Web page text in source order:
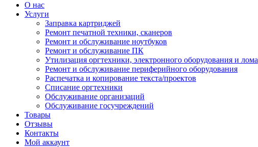
О нас
Услуги
Заправка картриджей
Ремонт печатной техники, сканеров
Ремонт и обслуживание ноутбуков
Ремонт и обслуживание ПК
Утилизация оргтехники, электронного оборудования и лома
Ремонт и обслуживание периферийного оборудования
Распечатка и копирование текста/проектов
Списание оргтехники
Обслуживание организаций
Обслуживание госучреждений
Товары
Отзывы
Контакты
Мой аккаунт